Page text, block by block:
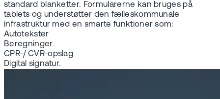
standard blanketter. Formularerne kan bruges på
tablets og understøtter den fælleskommunale
infrastruktur med en smarte funktioner som:
Autotekster
Beregninger
CPR-/ CVR-opslag
Digital signatur.